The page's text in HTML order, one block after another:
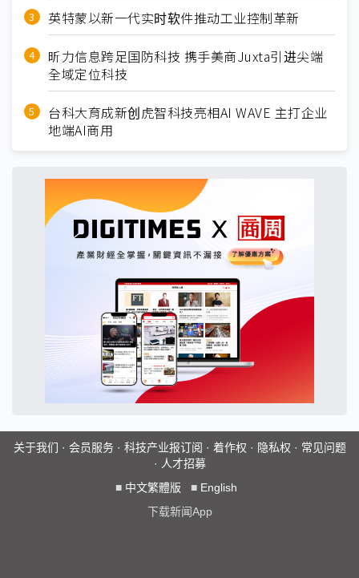
英特蒙以新一代实时软件推动工业控制革新
昕力信息跨足国防科技 携手美商Juxta引进尖端
全域定位科技
台科大育成新创虎智科技亮相AI WAVE 主打企业
地端AI商用
关于我们 · 会员服务· 科技产业报订阅 · 着作权 · 隐私权 · 常见问题
· 人才招募
■ 中文繁體版 ■ English
下载新闻App